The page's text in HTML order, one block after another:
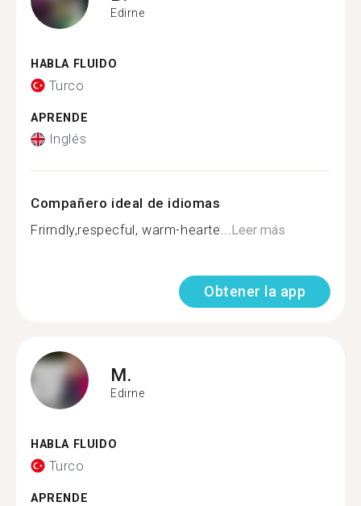
Edirne
HABLA FLUIDO
Turco
APRENDE
Inglés
Compañero ideal de idiomas
Frirndly,respecful, warm-hearte...Leer más
Obtener la app
M.
Edirne
HABLA FLUIDO
Turco
APRENDE